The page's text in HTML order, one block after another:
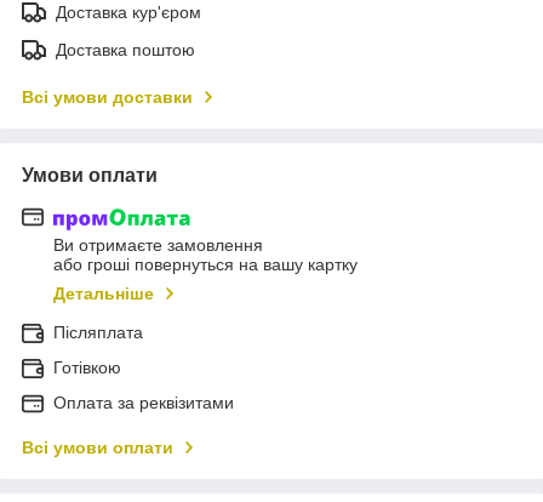
Доставка кур'єром
Доставка поштою
Всі умови доставки
Умови оплати
Ви отримаєте замовлення
або гроші повернуться на вашу картку
Детальніше
Післяплата
Готівкою
Оплата за реквізитами
Всі умови оплати